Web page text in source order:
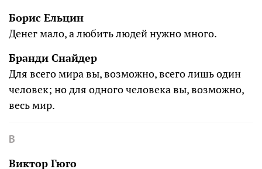
Борис Ельцин
Денег мало, а любить людей нужно много.
Бранди Снайдер
Для всего мира вы, возможно, всего лишь один
человек; но для одного человека вы, возможно,
весь мир.
В
Виктор Гюго